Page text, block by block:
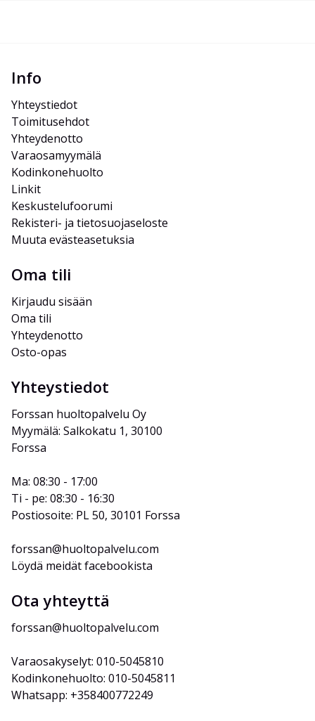
Info
Yhteystiedot
Toimitusehdot
Yhteydenotto
Varaosamyymälä
Kodinkonehuolto
Linkit
Keskustelufoorumi
Rekisteri- ja tietosuojaseloste
Muuta evästeasetuksia
Oma tili
Kirjaudu sisään
Oma tili
Yhteydenotto
Osto-opas
Yhteystiedot
Forssan huoltopalvelu Oy
Myymälä: Salkokatu 1, 30100
Forssa
Ma: 08:30 - 17:00
Ti - pe: 08:30 - 16:30
Postiosoite: PL 50, 30101 Forssa
forssan@huoltopalvelu.com
Löydä meidät facebookista
Ota yhteyttä
forssan@huoltopalvelu.com
Varaosakyselyt: 010-5045810
Kodinkonehuolto: 010-5045811
Whatsapp: +358400772249